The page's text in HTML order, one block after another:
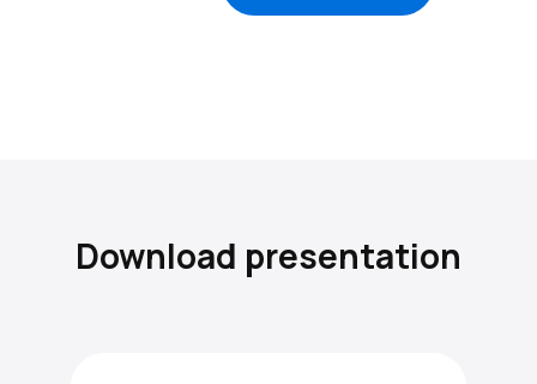
Download presentation